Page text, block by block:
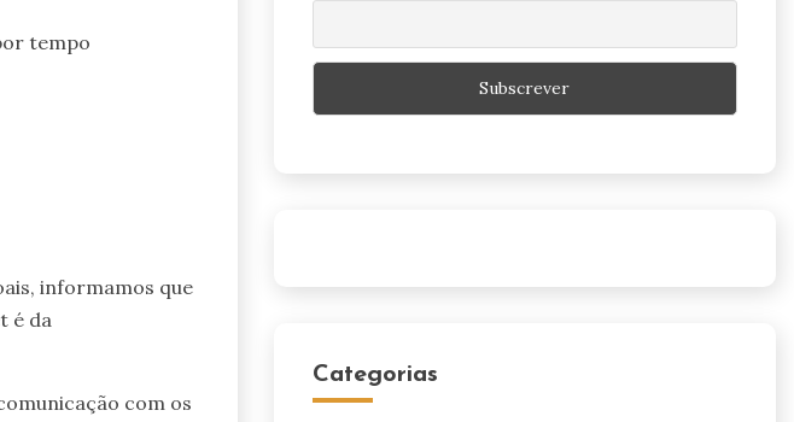
tempo
informamos que
é da
com os
Categorias